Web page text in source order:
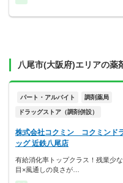
八尾市(大阪府)エリアの薬
パート・アルバイト 調剤薬局
ドラッグストア（調剤併設）
株式会社コクミン コクミンド
ッグ 近鉄八尾店
有給消化率トップクラス！残業少な
目×風通しの良さが…